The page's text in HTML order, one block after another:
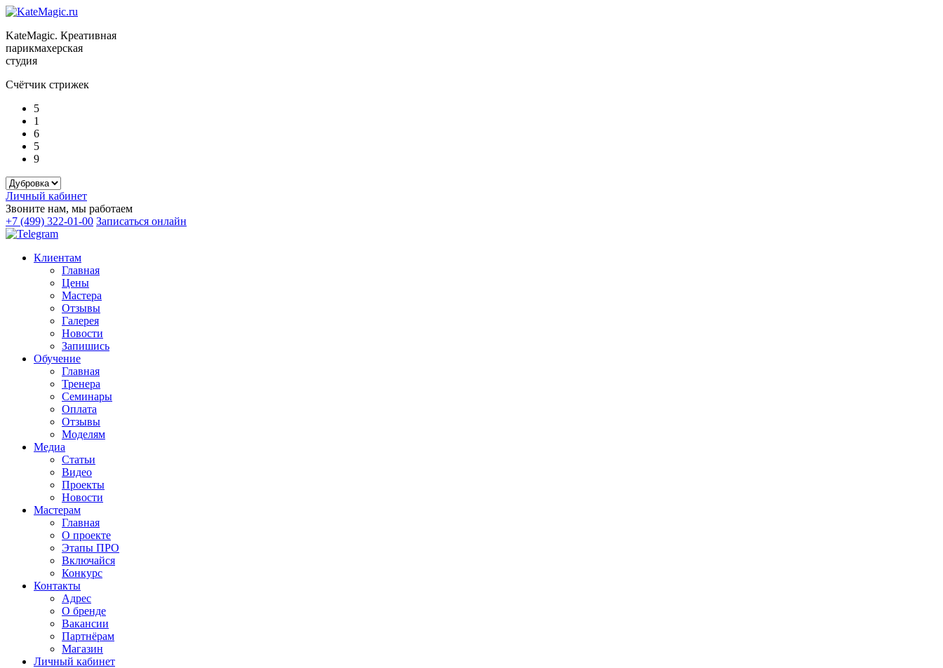
KateMagic. Креативная
парикмахерская
студия
Счётчик стрижек
5
1
6
5
9
Личный кабинет
Звоните нам, мы работаем
+7 (499) 322-01-00 Записаться онлайн
Клиентам
Главная
Цены
Мастера
Отзывы
Галерея
Новости
Запишись
Обучение
Главная
Тренера
Семинары
Оплата
Отзывы
Моделям
Медиа
Статьи
Видео
Проекты
Новости
Мастерам
Главная
О проекте
Этапы ПРО
Включайся
Конкурс
Контакты
Адрес
О бренде
Вакансии
Партнёрам
Магазин
Личный кабинет